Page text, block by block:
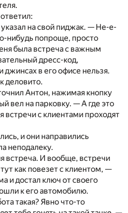
на свой пиджак. — Не-е-
нибудь попроще, просто
была встреча с важным
дресс-код,
джинсах в его офисе нельзя.
деловито.
Антон, нажимая кнопку
вел на парковку. — А где это
встречи с клиентами проходят
и они направились
неподалеку.
встреча. И вообще, встречи
как повезет с клиентом, —
и достал ключ от своего
к его автомобилю.
такая? Явно что-то